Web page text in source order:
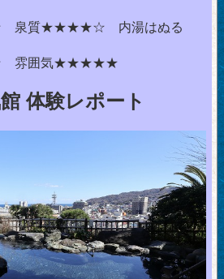
質★★★★☆ 内湯はぬる
雰囲気★★★★★
体験レポート